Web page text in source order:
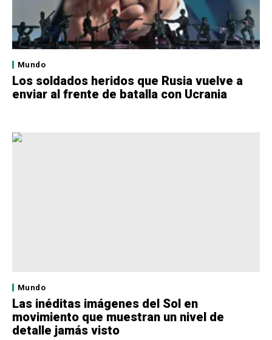
Mundo
Los soldados heridos que Rusia vuelve a
enviar al frente de batalla con Ucrania
Mundo
Las inéditas imágenes del Sol en
movimiento que muestran un nivel de
detalle jamás visto